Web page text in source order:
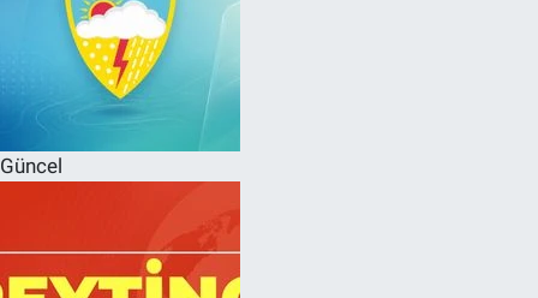
Güncel